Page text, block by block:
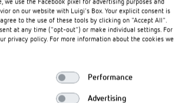
we use the Facebook pixel for advertising purposes and
on our website with Luigi's Box. Your explicit consent is
to the use of these tools by clicking on "Accept All".
at any time ("opt-out") or make individual settings. For
privacy policy. For more information about the cookies we
Performance
Advertising